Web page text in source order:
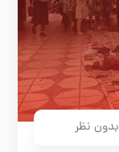
بدون نظر